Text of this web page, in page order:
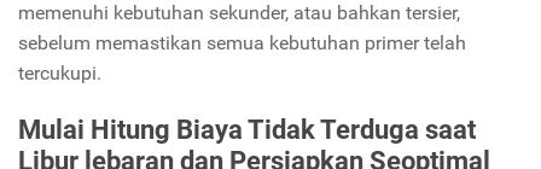
memenuhi kebutuhan sekunder, atau bahkan tersier,
sebelum memastikan semua kebutuhan primer telah
tercukupi.
Mulai Hitung Biaya Tidak Terduga saat
Libur lebaran dan Persiapkan Seoptimal